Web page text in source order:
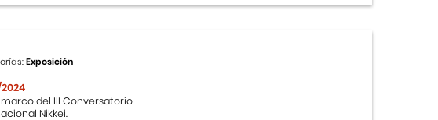
Exposición
marco del III Conversatorio
Nikkei.